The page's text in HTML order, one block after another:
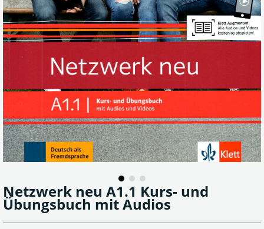
Netzwerk neu A1.1 Kurs- und
Übungsbuch mit Audios